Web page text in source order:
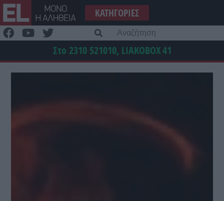
Μετάβαση
στο
περιεχόμενο
ΚΑΤΗΓΟΡΊΕΣ
Στο 2310 521010, LIAKOBOX41